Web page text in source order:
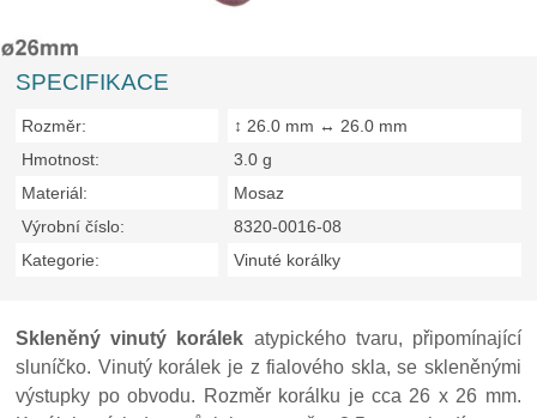
SPECIFIKACE
Rozměr:
↕ 26.0 mm ↔ 26.0 mm
Hmotnost:
3.0 g
Materiál:
Mosaz
Výrobní číslo:
8320-0016-08
Kategorie:
Vinuté korálky
Skleněný vinutý korálek atypického tvaru, připomínající
sluníčko. Vinutý korálek je z fialového skla, se skleněnými
výstupky po obvodu. Rozměr korálku je cca 26 x 26 mm.